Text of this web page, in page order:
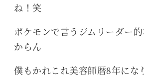
ね！笑
ポケモンで言うジムリーダー
からん
僕もかれこれ美容師暦8年にな